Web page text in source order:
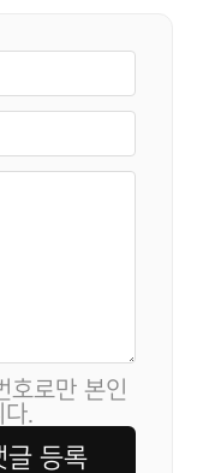
호로만 본인
다.
글 등록